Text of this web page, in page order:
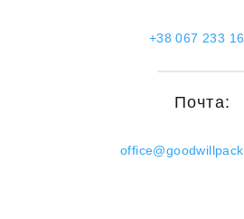
+38 067 233
Почта: